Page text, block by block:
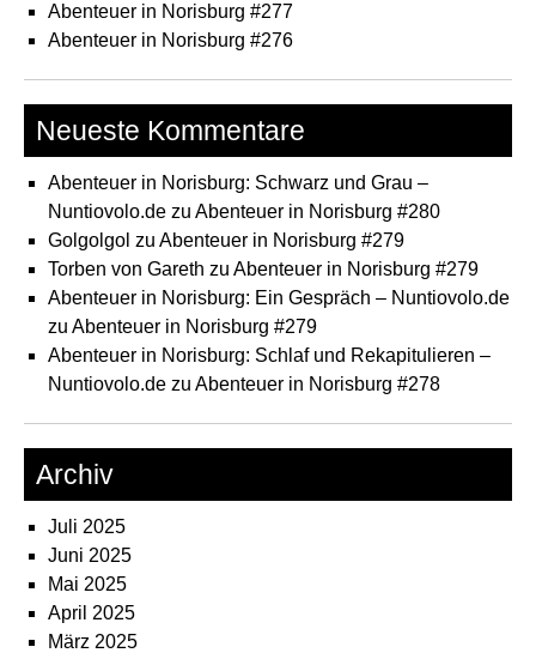
Abenteuer in Norisburg #277
Abenteuer in Norisburg #276
Neueste Kommentare
Abenteuer in Norisburg: Schwarz und Grau –
Nuntiovolo.de zu Abenteuer in Norisburg #280
Golgolgol zu Abenteuer in Norisburg #279
Torben von Gareth zu Abenteuer in Norisburg #279
Abenteuer in Norisburg: Ein Gespräch – Nuntiovolo.de
zu Abenteuer in Norisburg #279
Abenteuer in Norisburg: Schlaf und Rekapitulieren –
Nuntiovolo.de zu Abenteuer in Norisburg #278
Archiv
Juli 2025
Juni 2025
Mai 2025
April 2025
März 2025